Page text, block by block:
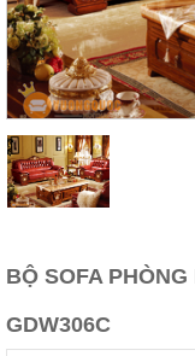
Thất
Phòng
Khách
Sofa,
tủ
Bàn
trà...
Nội
Phòng
Ngủ
ngủ, tủ
áo, bàn
BỘ SOFA
GDW306C